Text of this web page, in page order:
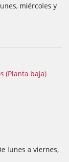
miércoles y
(Planta baja)
lunes a viernes,